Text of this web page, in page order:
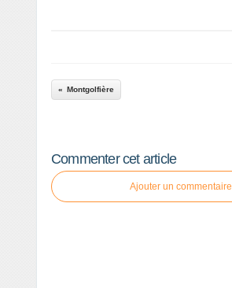
Montgolfière
Commenter cet article
Ajouter un commentaire